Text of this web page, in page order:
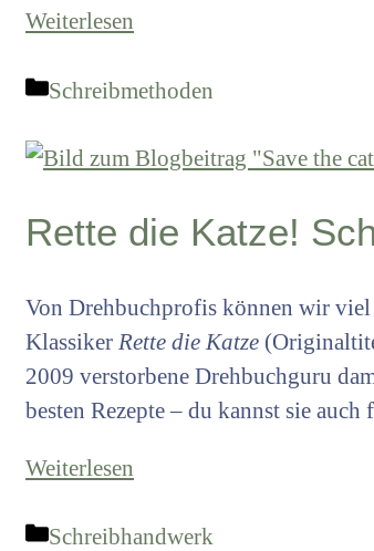
Weiterlesen
Kategorien
Schreibmethoden
Rette die Katze!
Von Drehbuchprofis können wir viel
Klassiker Rette die Katze
2009 verstorbene Drehbuchguru
besten Rezepte – du kannst sie
Weiterlesen
Kategorien
Schreibhandwerk